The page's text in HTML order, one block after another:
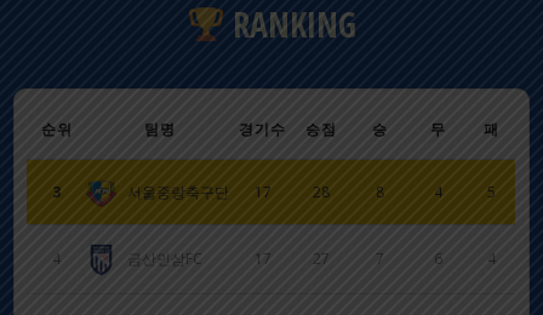
RANKING
순위 팀명 경기수 승점 승 무 패
3 서울중랑축구단 17 28 8 4 5
4 금산인삼FC 17 27 7 6 4